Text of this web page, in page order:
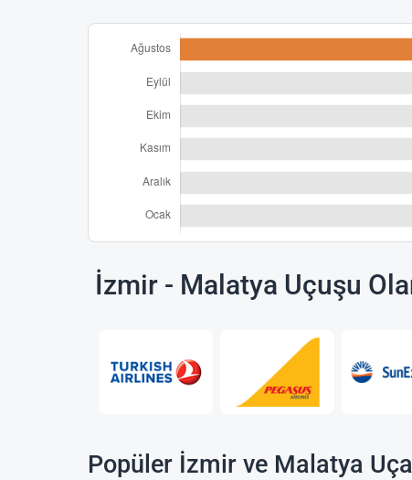
İzmir - Malatya Uçuşu
Popüler İzmir ve Malatya